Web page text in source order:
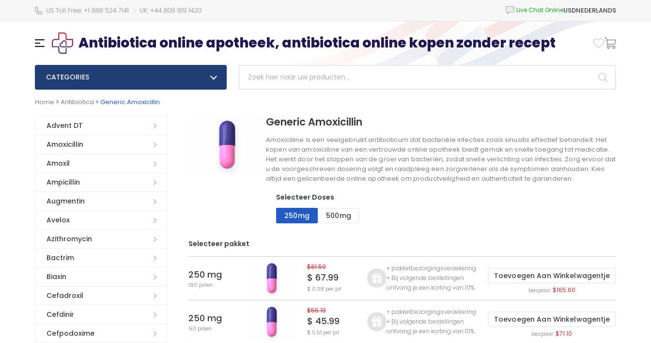
USDNEDERLANDS
Antibiotica online apotheek, antibiotica online kopen zonder recept
CATEGORIES
Home > Antibiotica > Generic Amoxicillin
Advent DT
Amoxicillin
Amoxil
Ampicillin
Augmentin
Avelox
Azithromycin
Bactrim
Biaxin
Cefadroxil
Cefdinir
Cefpodoxime
Generic Amoxicillin
Amoxicilline is een veelgebruikt antibioticum dat bacteriële infecties zoals sinusitis effectief behandelt. Het
kopen van amoxicilline van een vertrouwde online apotheek biedt gemak en snelle toegang tot medicatie.
Het werkt door het stoppen van de groei van bacteriën, zodat snelle verlichting van infecties. Zorg ervoor dat
u de voorgeschreven dosering volgt en raadpleeg een zorgverlener als de symptomen aanhouden. Kies
altijd een gelicentieerde online apotheek om productveiligheid en authenticiteit te garanderen.
Selecteer Doses
250mg
500mg
Selecteer pakket
250 mg
180 pillen
$81.59
$ 67.99
$ 0.38 per pil
+ pakketbezorgingsverzekering
+ Bij volgende bestellingen
ontvang je een korting van 10%.
Toevoegen Aan Winkelwagentje
bespaar:$165.60
250 mg
90 pillen
$55.19
$ 45.99
$ 0.51 per pil
+ pakketbezorgingsverzekering
+ Bij volgende bestellingen
ontvang je een korting van 10%.
Toevoegen Aan Winkelwagentje
bespaar:$71.10